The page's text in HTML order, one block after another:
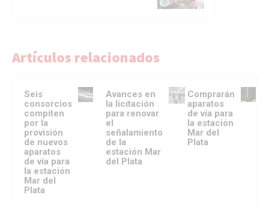
Artículos relacionados
Seis
consorcios
compiten
por la
provisión
de nuevos
aparatos
de vía para
la estación
Mar del
Plata
Avances en
la licitación
para renovar
el
señalamiento
de la
estación Mar
del Plata
Comprarán
aparatos
de vía para
la estación
Mar del
Plata